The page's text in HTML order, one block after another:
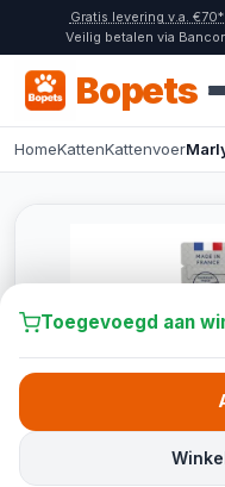
Gratis levering v.a.
Veilig betalen via
Bopets
HomeKattenKattenvoer
Toegevoegd aan